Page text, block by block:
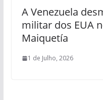
A Venezuela
militar dos EUA
Maiquetía
1 de Julho, 2026